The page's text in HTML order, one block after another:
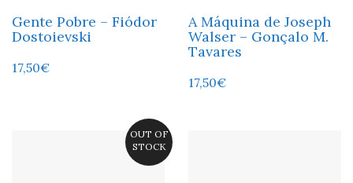
Gente Pobre – Fiódor
Dostoievski
17,50€
A Máquina de Joseph
Walser – Gonçalo M.
Tavares
17,50€
OUT OF
STOCK